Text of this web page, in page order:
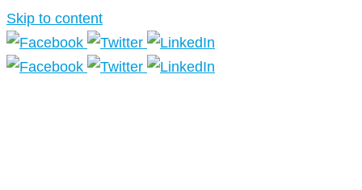
Skip to content
Más información.